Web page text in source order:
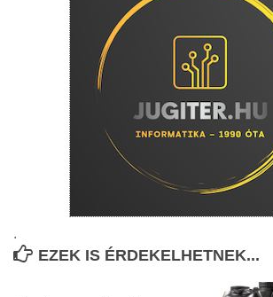
.
EZEK IS ÉRDEKELHETNEK...